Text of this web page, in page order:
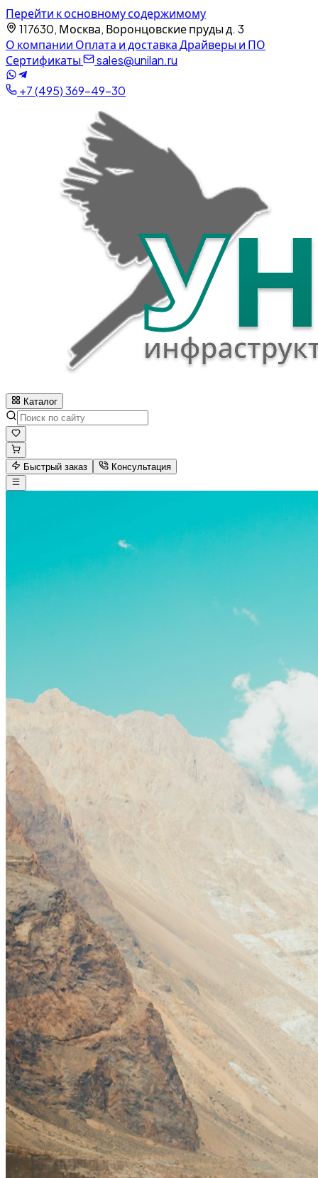
Перейти к основному содержимому
117630, Москва, Воронцовские пруды д. 3
О компании Оплата и доставкаДрайверы и ПО
Сертификаты
sales@unilan.ru
+7 (495) 369-49-30
Каталог
Быстрый заказ Консультация